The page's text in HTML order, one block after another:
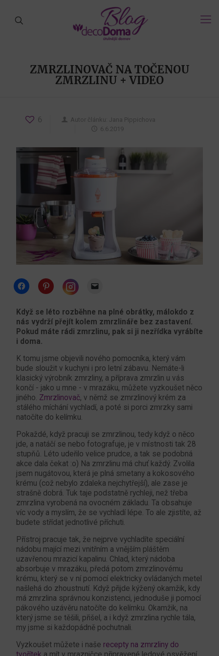
ZMRZLINOVAČ NA TOČENOU
ZMRZLINU + VIDEO
6 Autor článku: Jana Pippichova
6.6.2019
Click
to
Facebook
(Opens
in
new
window)
Click
to
Pinterest
(Opens
in
new
window)
share
on
Instagram
(Opens
in
link
to
a
friend
(Opens
window)
Když se léto rozběhne na plné obrátky, málokdo z
nás vydrží přejít kolem zmrzlináře bez zastavení.
Pokud máte rádi zmrzlinu, pak si ji nezřídka vyrábíte
i doma.
K tomu jsme objevili nového pomocníka, který vám
bude sloužit v kuchyni i pro letní zábavu. Nemáte-li
klasický výrobník zmrzliny, a příprava zmrzlin u vás
končí - jako u mne - v mrazáku, můžete vyzkoušet něco
jiného. Zmrzlinovač, v němž se zmrzlinový krém za
stálého míchání vychladí, a poté si porci zmrzky sami
natočíte do kelímku.
Pokaždé, když pracuji se zmrzlinou, tedy když o něco
jde, a natáčí se nebo fotografuje, je v místnosti tak 28
stupňů. Léto udeřilo velice prudce, a tak se podobná
akce dala čekat :o) Na zmrzlinu má chuť každý. Zvolila
jsem nugátovou, která je plná smetany a kokosového
krému (což nebylo zdaleka nejchytřejší), ale zase je
strašně dobrá. Tuk taje podstatně rychleji, než třeba
zmrzlina vyrobená na ovocném základu. Ta obsahuje
víc vody a myslím, že se vychladí lépe. To ale zjistíte, až
budete střídat jednotlivé příchuti.
Přístroj pracuje tak, že nejprve vychladíte speciální
nádobu mající mezi vnitřním a vnějším pláštěm
uzavřenou mrazicí kapalinu. Chlad, který nádoba
absorbuje v mrazáku, předá potom zmrzlinovému
krému, který se v ní pomocí elektricky ovládaných metel
našlehá do zhoustnutí. Když přijde kýžený okamžik, kdy
má zmrzlina správnou konzistenci, jednoduše ji pomocí
pákového uzávěru natočíte do kelímku. Okamžik, na
který jsme se těšili, přišel, a i když zmrzlina rychle tála,
my jsme si každopádně pochutnali.
Vyzkoušet můžete i naše recepty na zmrzliny do